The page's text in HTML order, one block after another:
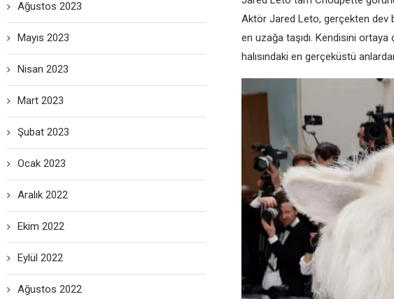
Aktör Jared Leto, gerçekten dev
en uzağa taşıdı. Kendisini ortaya
halısındaki en gerçeküstü
Ağustos 2023
Mayıs 2023
Nisan 2023
Mart 2023
Şubat 2023
Ocak 2023
Aralık 2022
Ekim 2022
Eylül 2022
Ağustos 2022